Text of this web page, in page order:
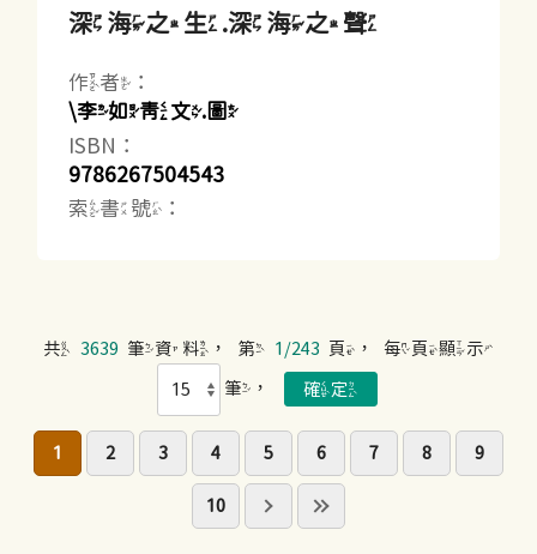
深海之生.深海之聲
作者：
\李如青文.圖
ISBN：
9786267504543
索書號：
共 3639 筆資料，第 1/243 頁，每頁顯示
筆，
1 2 3 4 5 6 7 8 9
10